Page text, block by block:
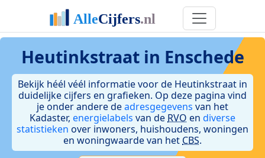
Heutinkstraat in Enschede
Bekijk héél véél informatie voor de Heutinkstraat in
duidelijke cijfers en grafieken. Op deze pagina vind
je onder andere deadresgegevens van het
Kadaster, energielabels van de RVO en diverse
statistieken over inwoners, huishoudens, woningen
en woningwaarde van het CBS.